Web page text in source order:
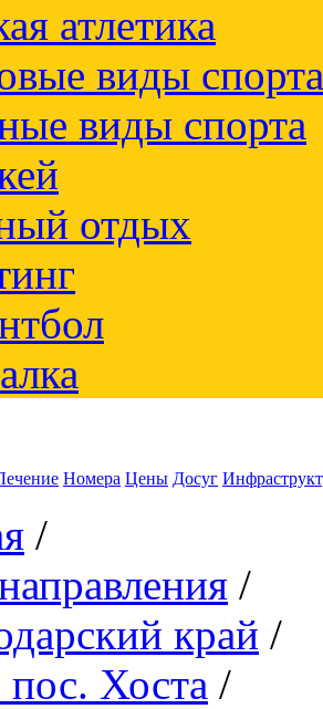
атлетика
виды спорта
виды спорта
отдых
Номера Цены Досуг
/
/
край /
Хоста /